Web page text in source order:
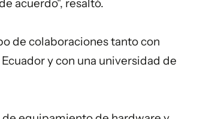
acuerdo", resaltó.
de colaboraciones tanto con
y con una universidad de